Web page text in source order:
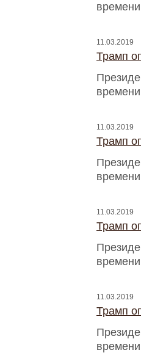
времени
11.03.2019
Трамп
времени
11.03.2019
Трамп
времени
11.03.2019
Трамп
времени
11.03.2019
Трамп
времени